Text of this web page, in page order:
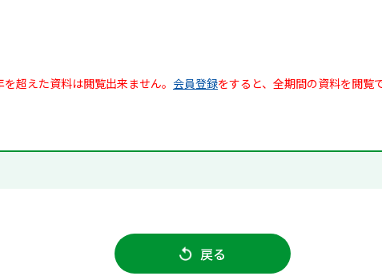
超えた資料は閲覧出来ません。 会員登録をすると、全期間の資料を閲覧
戻る